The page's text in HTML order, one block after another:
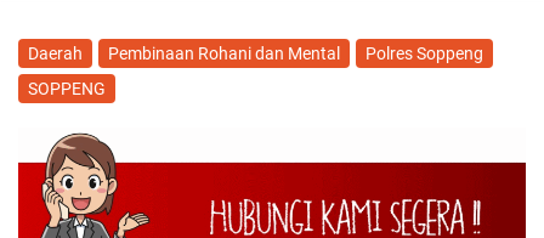
Daerah Pembinaan Rohani dan Mental
Polres Soppeng
SOPPENG